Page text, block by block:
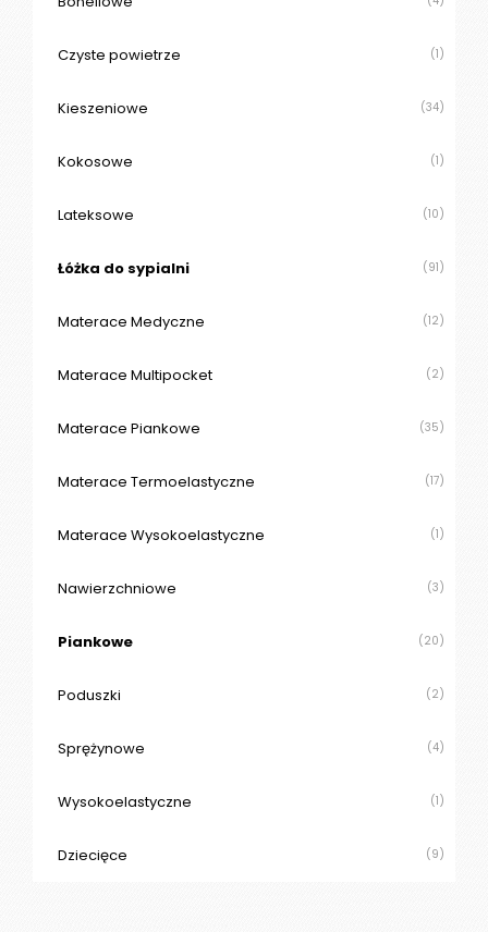
Czyste powietrze (1)
Kieszeniowe (34)
Kokosowe (1)
Lateksowe (10)
Łóżka do sypialni (91)
Materace Medyczne (12)
Materace Multipocket (2)
Materace Piankowe (35)
Materace Termoelastyczne (17)
Materace Wysokoelastyczne (1)
Nawierzchniowe (3)
Piankowe (20)
Poduszki (2)
Sprężynowe (4)
Wysokoelastyczne (1)
Dziecięce (9)